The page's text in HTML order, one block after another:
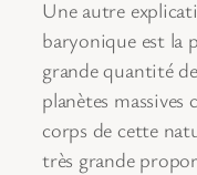
Une autre
baryonique est la
grande quantité
planètes massives
corps de cette
très grande